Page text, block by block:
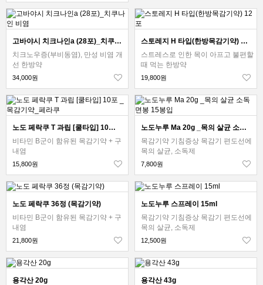
고바야시 치크나인a (28포)_치쿠나인 비염
치크노우증(부비동염), 만성 비염 개
선 한방약
34,000원
스토레지 H 타입(한방목감기약) 12포
스트레스로 인한 목이 아프고 불편할
때 먹는 한방약
19,800원
노도 페락쿠 T 과립 [쿨타입] 10포 _목감기약_페라쿠
비타민 B군이 함유된 목감기약 + 구
내염
15,800원
노도누루 Ma 20g _목의 살균 소독 면봉 15봉입
목감기약 기침증상 목감기 편도선에
목의 살균, 소독제
7,800원
노도 페락쿠 36정 (목감기약)
비타민 B군이 함유된 목감기약 + 구
내염
21,800원
노도누루 스프레이 15ml
목감기약 기침증상 목감기 편도선에
목의 살균, 소독제
12,500원
용각산 20g
용각산 43g